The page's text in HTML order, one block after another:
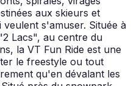
aux skieurs et
s'amuser. Située à
Lacs", au centre du
la VT Fun Ride est une
le freestyle ou tout
qu'en dévalant les